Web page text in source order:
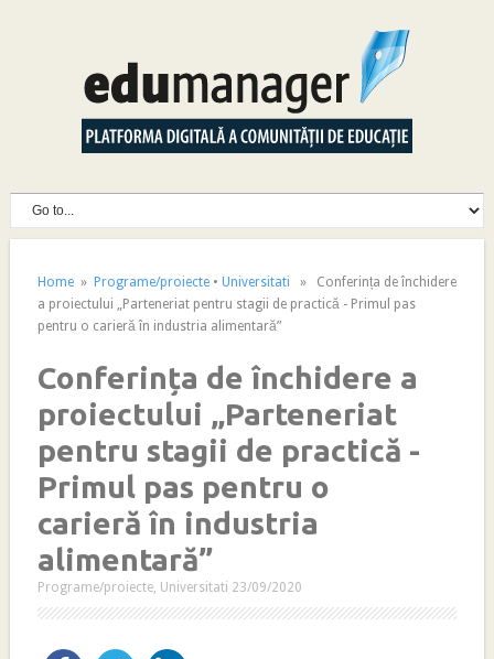
Home» Programe/proiecte• Universitati » Conferința de închidere
a proiectului „Parteneriat pentru stagii de practică - Primul pas
pentru o carieră în industria alimentară”
Conferința de închidere a
proiectului „Parteneriat
pentru stagii de practică -
Primul pas pentru o
carieră în industria
alimentară”
Programe/proiecte, Universitati 23/09/2020